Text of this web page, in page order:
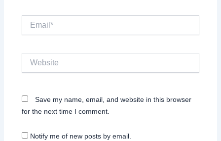
Save my name, email, and website in this browser
for the next time I comment.
Notify me of new posts by email.